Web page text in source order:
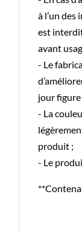
à l’un
est
avant
- Le
jour figure
- La
produit ;
- Le